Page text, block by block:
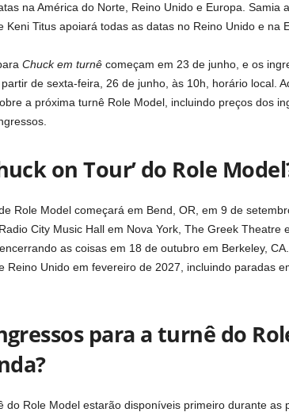
na América do Norte, Reino Unido e Europa. Samia
Titus apoiará todas as datas no Reino Unido e na
Chuck em turnêcomeçam em 23 de junho, e os
de sexta-feira, 26 de junho, às 10h, horário local.
a próxima turnê Role Model, incluindo preços dos
on Tour’ do Role
Role Model começará em Bend, OR, em 9 de
City Music Hall em Nova York, The Greek Theatre
as coisas em 18 de outubro em Berkeley,
Reino Unido em fevereiro de 2027, incluindo paradas
para a turnê do
do Role Model estarão disponíveis primeiro durante as